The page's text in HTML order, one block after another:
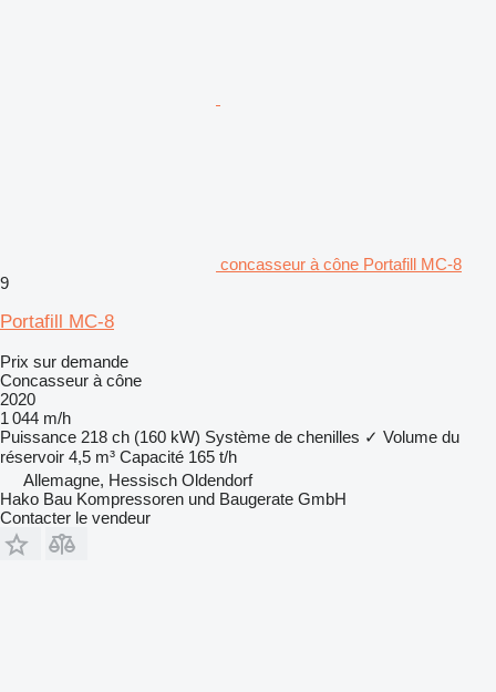
concasseur à cône Portafill MC-8
9
Portafill MC-8
Prix sur demande
Concasseur à cône
2020
1 044 m/h
Puissance 218 ch (160 kW) Système de chenilles ✓ Volume du
réservoir 4,5 m³ Capacité 165 t/h
Allemagne, Hessisch Oldendorf
Hako Bau Kompressoren und Baugerate GmbH
Contacter le vendeur